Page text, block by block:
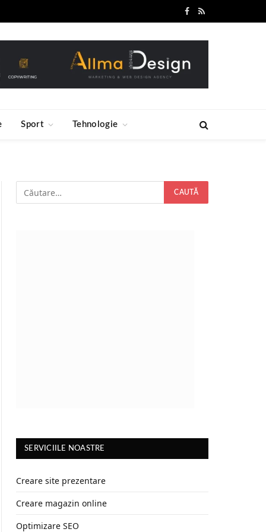
Facebook
RSS
Sport Tehnologie
SERVICIILE NOASTRE
Creare site prezentare
Creare magazin online
Optimizare SEO